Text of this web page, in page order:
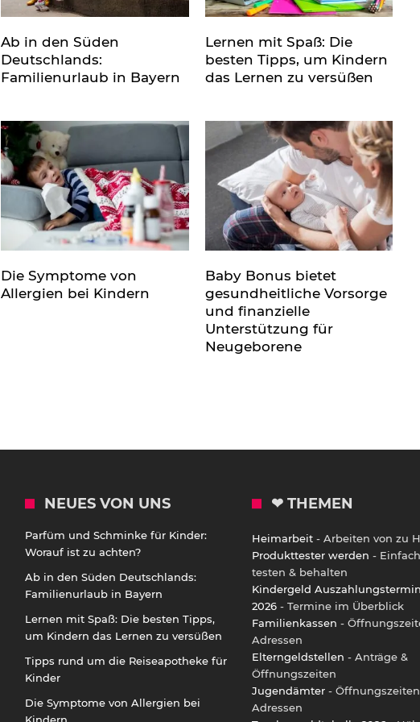
Ab in den Süden
Deutschlands:
Familienurlaub in Bayern
Lernen mit Spaß: Die
besten Tipps, um Kindern
das Lernen zu versüßen
Die Symptome von
Allergien bei Kindern
Baby Bonus bietet
gesundheitliche Vorsorge
und finanzielle
Unterstützung für
Neugeborene
NEUES VON UNS
Parfüm und Schminke für Kinder:
Worauf ist zu achten?
Ab in den Süden Deutschlands:
Familienurlaub in Bayern
Lernen mit Spaß: Die besten Tipps,
um Kindern das Lernen zu versüßen
Tipps rund um die Reiseapotheke für
Kinder
Die Symptome von Allergien bei
Kindern
❤ THEMEN
Heimarbeit - Arbeiten von zu
Produkttester werden - Einfach
testen & behalten
Kindergeld
2026 - Termine im Überblick
Familienkassen -
Adressen
Elterngeldstellen - Anträge &
Öffnungszeiten
Jugendämter -
Adressen